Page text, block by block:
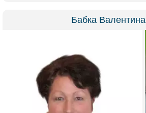
Бабка Валентина